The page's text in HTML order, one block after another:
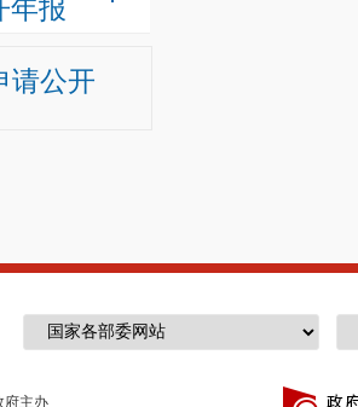
年报
请公开
府主办